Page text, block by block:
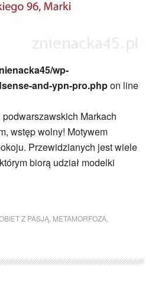
wp-
and-ypn-pro.phpon line
Markach
wstęp wolny! Motywem
Przewidzianych jest wiele
biorą udział modelki
Z PASJĄ METAMORFOZA